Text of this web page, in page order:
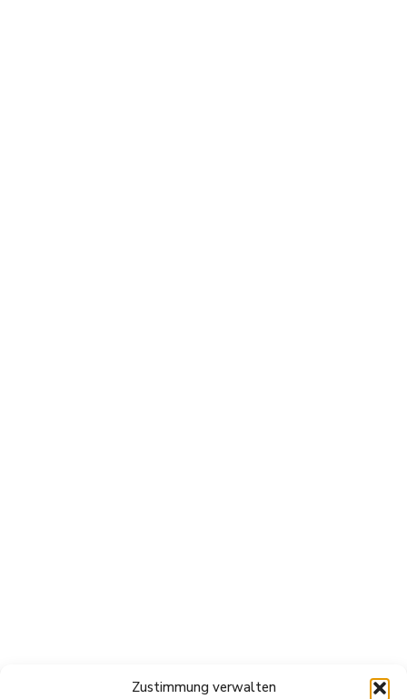
Zustimmung verwalten